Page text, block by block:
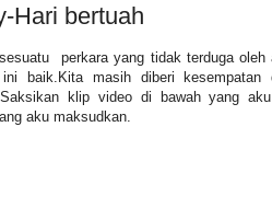
Hari bertuah
sesuatu perkara yang tidak terduga
baik.Kita masih diberi kesempatan
klip video di bawah yang
aku maksudkan.